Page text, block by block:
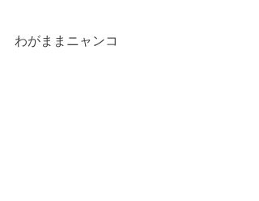
わがままニャンコ